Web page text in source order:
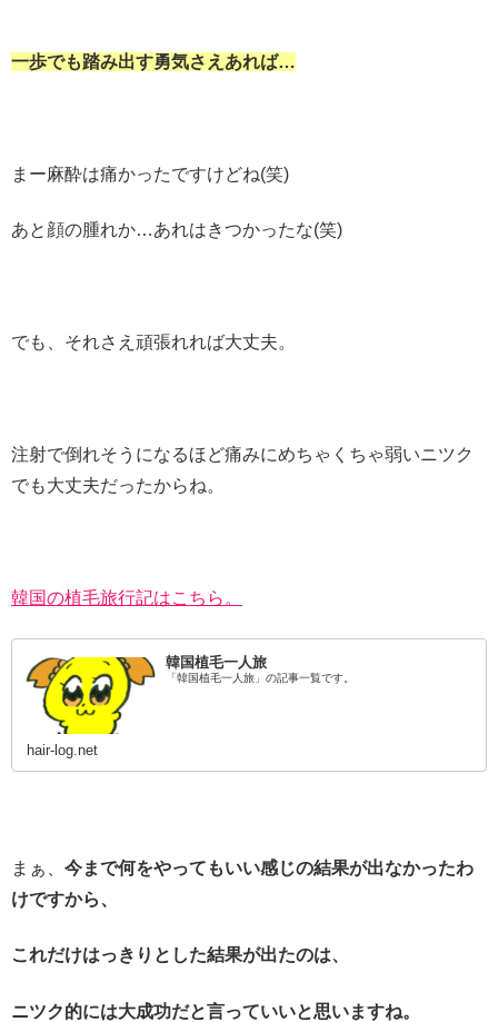
一歩でも踏み出す勇気さえあれば…
まー麻酔は痛かったですけどね(笑)
あと顔の腫れか…あれはきつかったな(笑)
でも、それさえ頑張れれば大丈夫。
注射で倒れそうになるほど痛みにめちゃくちゃ弱いニツク
でも大丈夫だったからね。
韓国の植毛旅行記はこちら。
韓国植毛一人旅
「韓国植毛一人旅」の記事一覧です。
hair-log.net
まぁ、 今まで何をやってもいい感じの結果が出なかったわ
けですから、
これだけはっきりとした結果が出たのは、
ニツク的には大成功だと言っていいと思いますね。